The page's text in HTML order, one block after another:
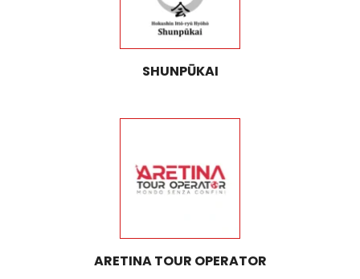
SHUNPŪKAI
ARETINA TOUR OPERATOR